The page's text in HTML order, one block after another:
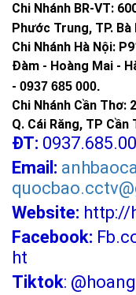
Chi Nhánh BR-VT:
Phước Trung, TP. Bà
Chi Nhánh Hà Nội:
Đàm - Hoàng Mai -
- 0937 685 000.
Chi Nhánh Cần Thơ:
Q. Cái Răng, TP Cần
ĐT:
Email:
Website: http://
Facebook:
ht
Tiktok: